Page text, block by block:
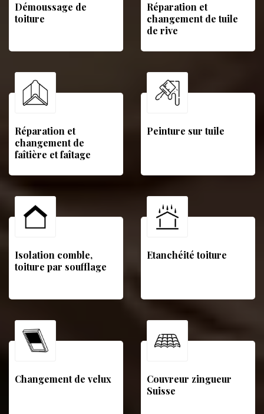
Démoussage de
toiture
Réparation et
changement de tuile
de rive
Réparation et
changement de
faîtière et faîtage
Peinture sur tuile
Isolation comble,
toiture par soufflage
Etanchéité toiture
Changement de velux
Couvreur zingueur
Suisse